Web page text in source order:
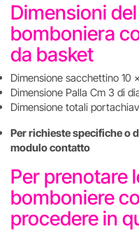
Dimensioni
bomboniera
da basket
Dimensione sacchettino 10
Dimensione Palla Cm 3 di
Dimensione totali
Per richieste specifiche o
modulo contatto
Per prenotare
bomboniere
procedere in